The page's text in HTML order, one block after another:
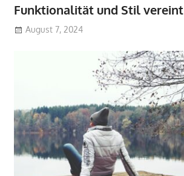
Funktionalität und Stil vereint
August 7, 2024